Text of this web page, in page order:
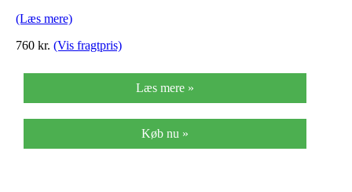
(Læs mere)
760 kr. (Vis fragtpris)
Læs mere »
Køb nu »